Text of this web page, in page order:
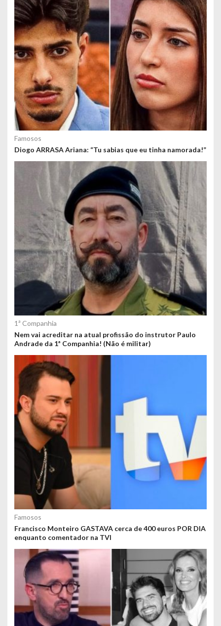
s
Famosos
Diogo ARRASA Ariana: “Tu sabias que eu tinha namorada!”
1ª Companhia
Nem vai acreditar na atual profissão do instrutor Paulo
Andrade da 1ª Companhia! (Não é militar)
Famosos
Francisco Monteiro GASTAVA cerca de 400 euros POR DIA
enquanto comentador na TVI